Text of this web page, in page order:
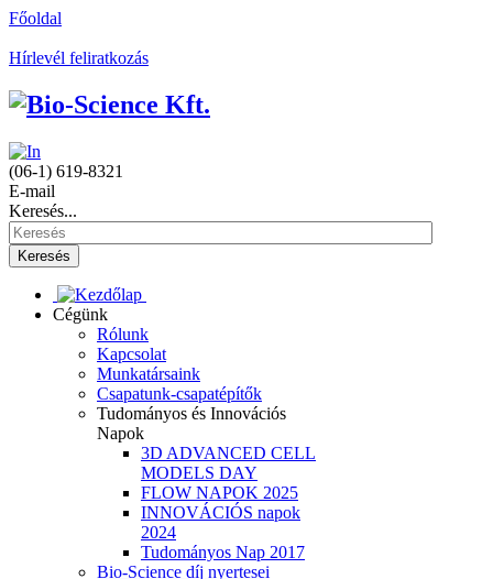
Főoldal
Hírlevél feliratkozás
(06-1) 619-8321
E-mail
Keresés...
Keresés
Cégünk
Rólunk
Kapcsolat
Munkatársaink
Csapatunk-csapatépítők
Tudományos és Innovációs
Napok
3D ADVANCED CELL
MODELS DAY
FLOW NAPOK 2025
INNOVÁCIÓS napok
2024
Tudományos Nap 2017
Bio-Science díj nyertesei